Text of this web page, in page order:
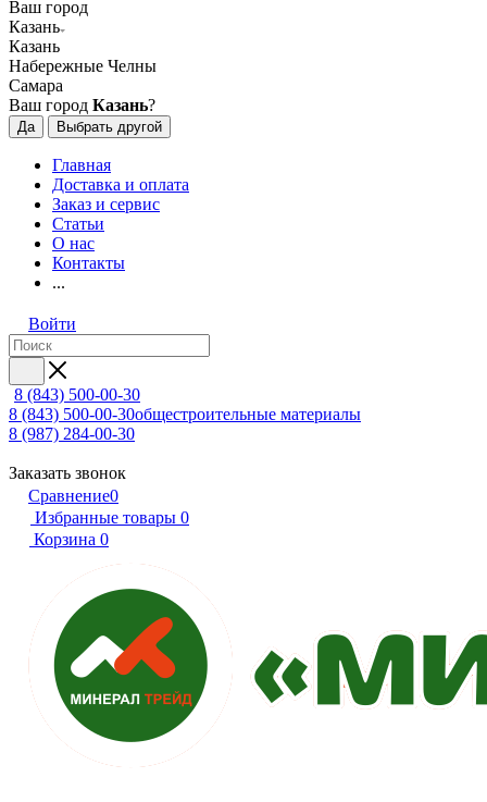
Ваш город
Казань
Казань
Набережные Челны
Самара
Ваш город Казань?
Да Выбрать другой
Главная
Доставка и оплата
Заказ и сервис
Статьи
О нас
Контакты
...
Войти
8 (843) 500-00-30
8 (843) 500-00-30общестроительные материалы
8 (987) 284-00-30
Заказать звонок
Сравнение0
Избранные товары 0
Корзина 0